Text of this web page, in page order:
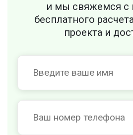
и мы свяжемся с
бесплатного
проекта и